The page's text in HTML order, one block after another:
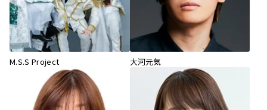
M.S.S Project 大河元気